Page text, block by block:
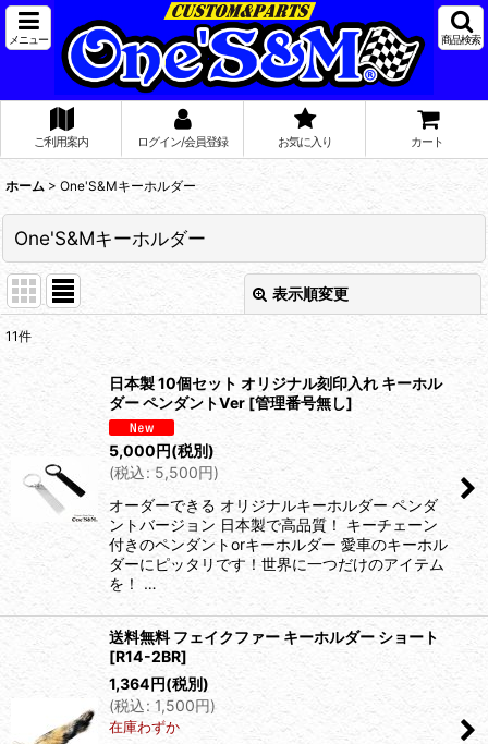
メニュー 商品検索
ご利用案内 ログイン/会員登録 お気に入り カート
ホーム > One'S&Mキーホルダー
One'S&Mキーホルダー
表示順変更
在庫あり
絞り込む
11件
日本製 10個セット オリジナル刻印入れ キーホル
ダー ペンダントVer [管理番号無し]
5,000円(税別)
(税込: 5,500円)
オーダーできる オリジナルキーホルダー ペンダ
ントバージョン 日本製で高品質！ キーチェーン
付きのペンダントorキーホルダー 愛車のキーホル
ダーにピッタリです！世界に一つだけのアイテム
を！ …
送料無料 フェイクファー キーホルダー ショート
[R14-2BR]
1,364円(税別)
(税込: 1,500円)
在庫わずか